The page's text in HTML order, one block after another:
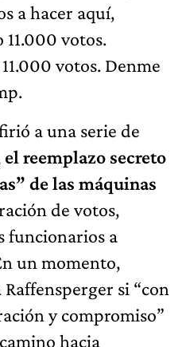
a hacer aquí,
11.000 votos.
votos. Denme
a una serie de
el reemplazo secreto
de las máquinas
de votos,
funcionarios a
un momento,
si “con
y compromiso”
hacia